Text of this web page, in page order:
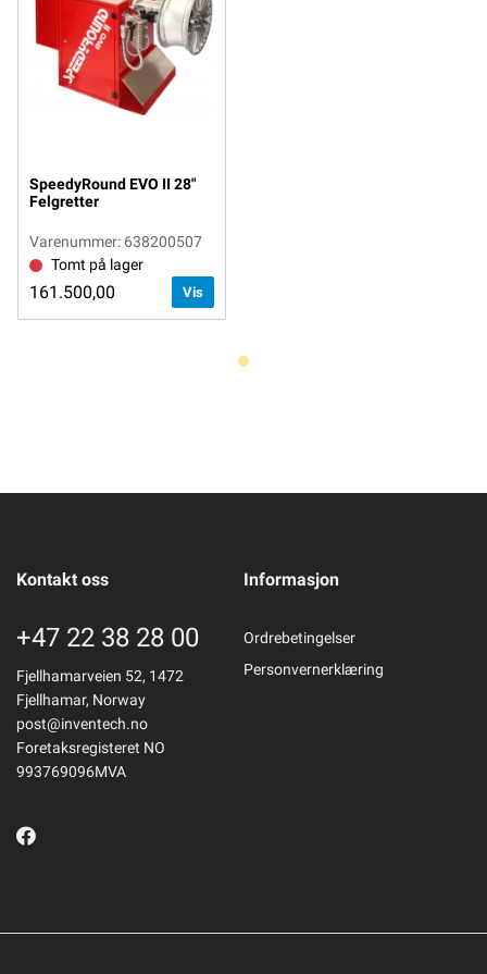
SpeedyRound EVO II 28"
Felgretter
Varenummer: 638200507
Tomt på lager
161.500,00 Vis
Kontakt oss
+47 22 38 28 00
Fjellhamarveien 52, 1472
Fjellhamar, Norway
post@inventech.no
Foretaksregisteret NO
993769096MVA
Informasjon
Ordrebetingelser
Personvernerklæring